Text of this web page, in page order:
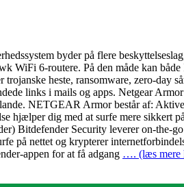
byder på flere
6-routere. På den måde kan
heste, ransomware, zero-day
links i mails og apps. Netgear
NETGEAR Armor består af:
hjælper dig med at surfe mere sikkert
Bitdefender Security leverer on-the-
på nettet og krypterer
appen for at få adgang …. (læs mere